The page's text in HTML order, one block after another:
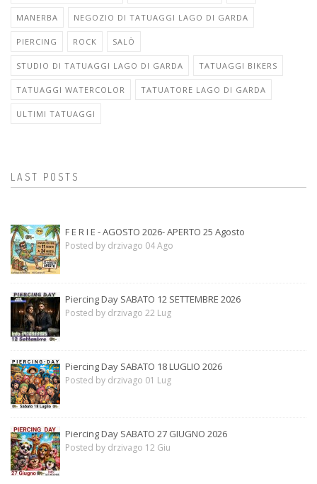
MANERBA NEGOZIO DI TATUAGGI LAGO DI GARDA
PIERCING ROCK SALÒ
STUDIO DI TATUAGGI LAGO DI GARDA TATUAGGI BIKERS
TATUAGGI WATERCOLOR TATUATORE LAGO DI GARDA
ULTIMI TATUAGGI
LAST POSTS
F E R I E - AGOSTO 2026- APERTO 25 Agosto
Posted by drzivago 04 Ago
Piercing Day SABATO 12 SETTEMBRE 2026
Posted by drzivago 22 Lug
Piercing Day SABATO 18 LUGLIO 2026
Posted by drzivago 01 Lug
Piercing Day SABATO 27 GIUGNO 2026
Posted by drzivago 12 Giu